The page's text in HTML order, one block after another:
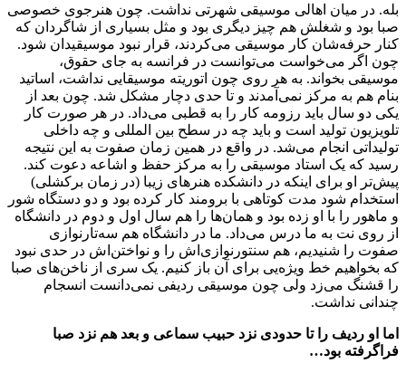
بله. در میان اهالی موسیقی شهرتی نداشت. چون هنرجوی خصوصی
صبا بود و شغلش هم چیز دیگری بود و مثل بسیاری از شاگردان که
کنار حرفه‌شان کار موسیقی می‌کردند، قرار نبود موسیقیدان شود.
چون اگر می‌خواست می‌توانست در فرانسه به جای حقوق،
موسیقی بخواند. به هر روی چون اتوریته موسیقایی نداشت، اساتید
بنام هم به مرکز نمی‌آمدند و تا حدی دچار مشکل شد. چون بعد از
یکی دو سال باید رزومه کار را به قطبی می‌داد. در هر صورت کار
تلویزیون تولید است و باید چه در سطح بین المللی و چه داخلی
تولیداتی انجام می‌شد. در واقع در همین زمان صفوت به این نتیجه
رسید که یک استاد موسیقی را به مرکز حفظ و اشاعه دعوت کند.
پیش‌تر او برای اینکه در دانشکده هنرهای زیبا (در زمان برکشلی)
استخدام شود مدت کوتاهی با برومند کار کرده بود و دو دستگاه شور
و ماهور را با او زده بود و همان‌ها را هم سال اول و دوم در دانشگاه
از روی نت به ما درس می‌داد. ما در دانشگاه هم سه‌تارنوازی
صفوت را شنیدیم، هم سنتورنوازی‌اش را و نواختن‌اش در حدی نبود
که بخواهیم خط ویژه‌یی برای آن باز کنیم. یک سری از ناخن‌های صبا
را قشنگ می‌زد ولی چون موسیقی ردیفی نمی‌دانست انسجام
چندانی نداشت.
اما او ردیف را تا حدودی نزد حبیب سماعی و بعد هم نزد صبا
فراگرفته بود…